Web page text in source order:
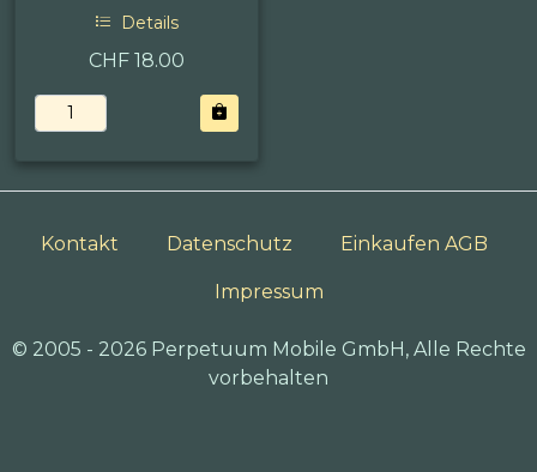
Details
CHF 18.00
Kontakt Datenschutz Einkaufen AGB
Impressum
© 2005 - 2026 Perpetuum Mobile GmbH, Alle Rechte
vorbehalten